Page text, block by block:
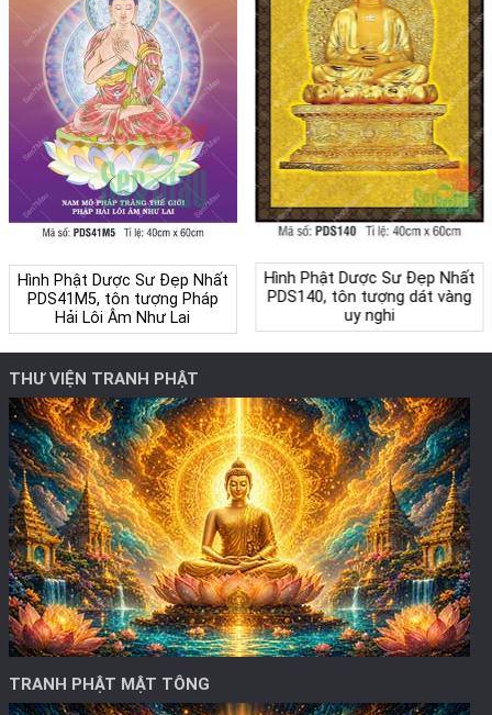
Hình Phật Dược Sư Đẹp Nhất
PDS41M5, tôn tượng Pháp
Hải Lôi Âm Như Lai
Hình Phật Dược Sư Đẹp Nhất
PDS140, tôn tượng dát vàng
uy nghi
THƯ VIỆN TRANH PHẬT
TRANH PHẬT MẬT TÔNG